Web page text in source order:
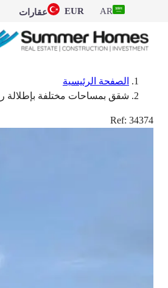
AR
EUR عقارات
الصفحة الرئيسية
شقق بمساحات مختلفة بإطلالة
Ref: 34374